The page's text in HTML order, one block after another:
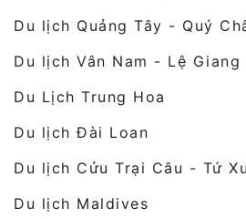
Du lịch Quảng Tây - Quý
Du lịch Vân Nam - Lệ
Du Lịch Trung Hoa
Du lịch Đài Loan
Du lịch Cửu Trại Câu - Tứ
Du lịch Maldives